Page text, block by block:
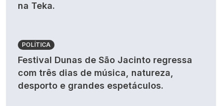
na Teka.
POLÍTICA
Festival Dunas de São Jacinto regressa
com três dias de música, natureza,
desporto e grandes espetáculos.